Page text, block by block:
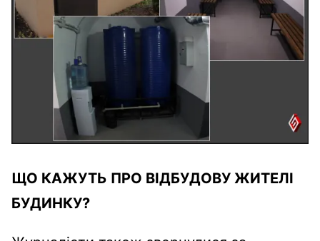
ЩО КАЖУТЬ ПРО ВІДБУДОВУ ЖИТЕЛІ
БУДИНКУ?